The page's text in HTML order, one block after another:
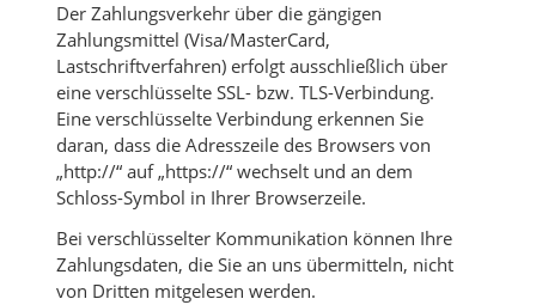
Der Zahlungsverkehr über die gängigen
Zahlungsmittel (Visa/MasterCard,
Lastschriftverfahren) erfolgt ausschließlich über
eine verschlüsselte SSL- bzw. TLS-Verbindung.
Eine verschlüsselte Verbindung erkennen Sie
daran, dass die Adresszeile des Browsers von
„http://“ auf „https://“ wechselt und an dem
Schloss-Symbol in Ihrer Browserzeile.
Bei verschlüsselter Kommunikation können Ihre
Zahlungsdaten, die Sie an uns übermitteln, nicht
von Dritten mitgelesen werden.